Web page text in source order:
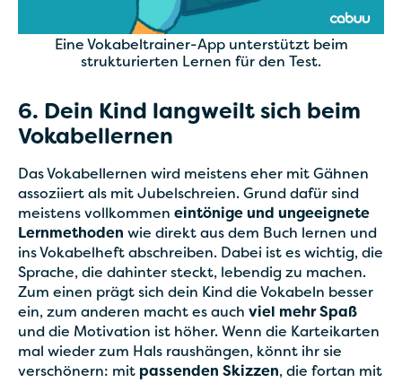
Eine Vokabeltrainer-App unterstützt beim
strukturierten Lernen für den Test.
6. Dein Kind langweilt sich beim
Vokabellernen
Das Vokabellernen wird meistens eher mit Gähnen
assoziiert als mit Jubelschreien. Grund dafür sind
meistens vollkommen eintönige und ungeeignete
Lernmethoden wie direkt aus dem Buch lernen und
ins Vokabelheft abschreiben. Dabei ist es wichtig, die
Sprache, die dahinter steckt, lebendig zu machen.
Zum einen prägt sich dein Kind die Vokabeln besser
ein, zum anderen macht es auch viel mehr Spaß
und die Motivation ist höher. Wenn die Karteikarten
mal wieder zum Hals raushängen, könnt ihr sie
verschönern: mit passenden Skizzen, die fortan mit